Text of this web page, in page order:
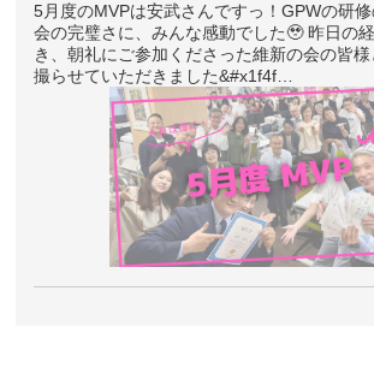
5月度のMVPは安武さんですっ！GPWの研
会の完璧さに、みんな感動でした🥹 昨日の
き、朝礼にご参加くださった維新の会の皆
撮らせていただきました&#x1f4f…